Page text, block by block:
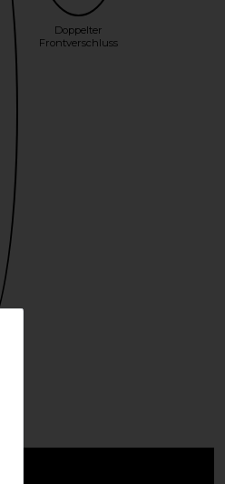
Doppelter
Frontverschluss